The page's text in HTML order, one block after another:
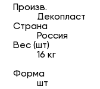
Произв.
Декопласт
Страна
Россия
Вес (шт)
16 кг
Форма
шт